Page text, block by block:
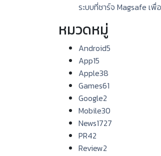
ระบบที่ชาร์จ Magsafe เ
หมวดหมู่
Android5
App15
Apple38
Games61
Google2
Mobile30
News1727
PR42
Review2